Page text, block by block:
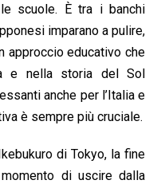
scuole. È tra i banchi
imparano a pulire,
approccio educativo che
e nella storia del Sol
anche per l’Italia e
è sempre più cruciale.
di Tokyo, la fine
di uscire dalla